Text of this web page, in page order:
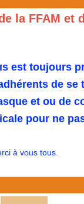
la FFAM et
est toujours
de se
et ou de
pour ne
à vous tous.